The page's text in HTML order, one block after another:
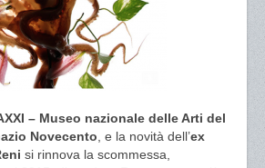
– Museo nazionale delle Arti del
Novecento , e la novità dell’ex
si rinnova la scommessa,